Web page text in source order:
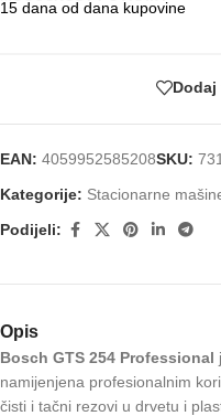
15 dana od dana kupovine
Dodaj
EAN: 4059952585208SKU:
Kategorije: Stacionarne
Podijeli:
Opis
Bosch GTS 254 Professional
namijenjena profesionalnim
čisti i tačni rezovi u drvetu i